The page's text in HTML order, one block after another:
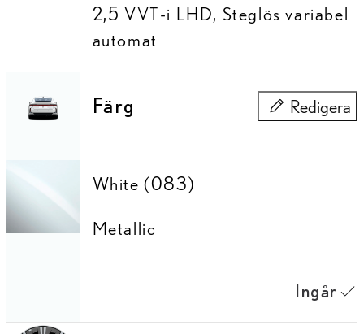
2,5 VVT-i LHD, Steglös variabel
automat
Färg Redigera
Färg
White (083)
Metallic
Ingår